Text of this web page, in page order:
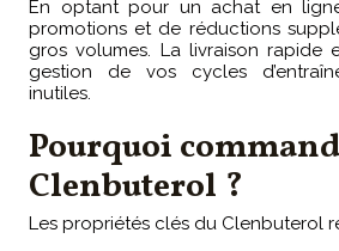
En optant pour un achat en
promotions et de réductions
gros volumes. La livraison rapide
gestion de vos cycles
inutiles.
Pourquoi
Clenbuterol ?
Les propriétés clés du Clenbuterol